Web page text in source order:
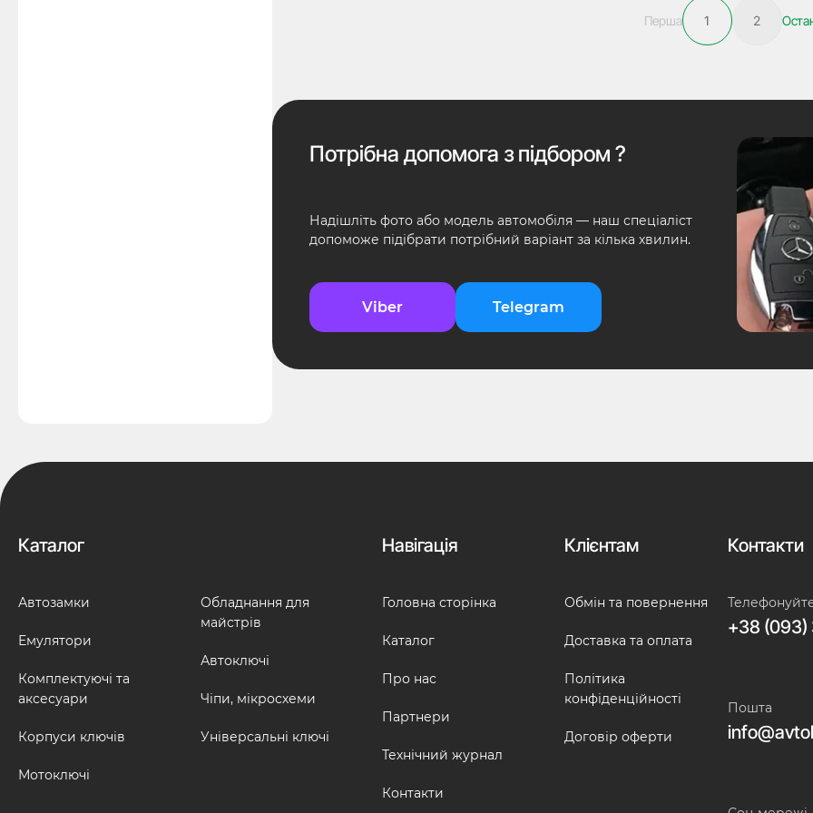
Перша 1 2
Потрібна допомога з підбором ?
Надішліть фото або модель автомобіля — наш спеціаліст
допоможе підібрати потрібний варіант за кілька хвилин.
Viber Telegram
Каталог
Автозамки
Емулятори
Комплектуючі та
аксесуари
Корпуси ключів
Мотоключі
Обладнання для
майстрів
Автоключі
Чіпи, мікросхеми
Універсальні ключі
Навігація
Головна сторінка
Каталог
Про нас
Партнери
Технічний журнал
Контакти
Клієнтам
Обмін та повернення
Доставка та оплата
Політика
конфіденційності
Договір оферти
Контакти
+38 (093)
Пошта